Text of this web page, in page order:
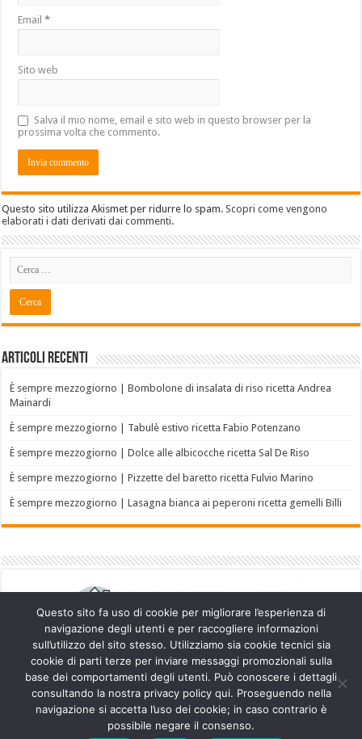
Email*
Sito web
Salva il mio nome, email e sito web in questo browser per la
prossima volta che commento.
Questo sito utilizza Akismet per ridurre lo spam.Scopri come vengono
elaborati i dati derivati dai commenti.
Articoli recenti
È sempre mezzogiorno | Bombolone di insalata di riso ricetta Andrea
Mainardi
È sempre mezzogiorno | Tabulè estivo ricetta Fabio Potenzano
È sempre mezzogiorno | Dolce alle albicocche ricetta Sal De Riso
È sempre mezzogiorno | Pizzette del baretto ricetta Fulvio Marino
È sempre mezzogiorno | Lasagna bianca ai peperoni ricetta gemelli Billi
Powered byWordPress| Designed byTieLabs
Questo sito fa uso di cookie per migliorare l’esperienza di
navigazione degli utenti e per raccogliere informazioni
sull’utilizzo del sito stesso. Utilizziamo sia cookie tecnici sia
cookie di parti terze per inviare messaggi promozionali sulla
base dei comportamenti degli utenti. Può conoscere i dettagli
consultando la nostra privacy policy qui. Proseguendo nella
navigazione si accetta l’uso dei cookie; in caso contrario è
possibile negare il consenso.